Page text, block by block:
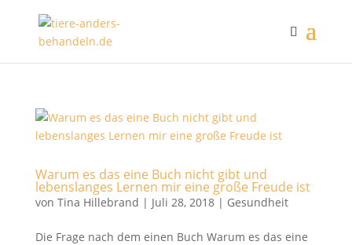
Warum es das eine Buch nicht gibt und
lebenslanges Lernen mir eine große Freude ist
von Tina Hillebrand | Juli 28, 2018| Gesundheit
Die Frage nach dem einen Buch Warum es das eine